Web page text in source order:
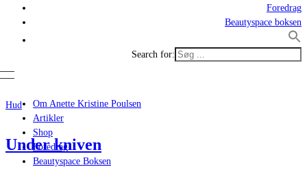
Foredrag
Beautyspace boksen
Search for:
Om Anette Kristine Poulsen
Artikler
Shop
Foredrag
Beautyspace Boksen
Hud
Under kniven